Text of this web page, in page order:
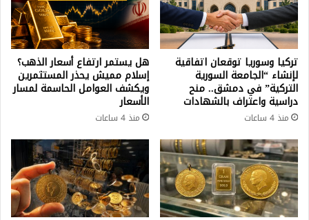
تركيا وسوريا توقعان اتفاقية
لإنشاء “الجامعة السورية
التركية” في دمشق.. منح
دراسية واعتراف بالشهادات
منذ 4 ساعات
هل يستمر ارتفاع أسعار الذهب؟
إسلام مميش يحذر المستثمرين
ويكشف العوامل الحاسمة لمسار
الأسعار
منذ 4 ساعات